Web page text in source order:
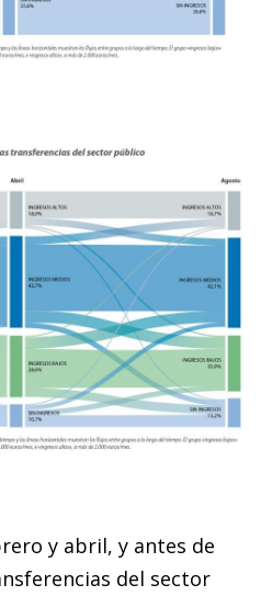
y abril, y antes de
del sector